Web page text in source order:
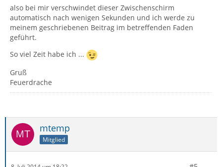
also bei mir verschwindet dieser Zwischenschirm
automatisch nach wenigen Sekunden und ich werde zu
meinem geschriebenen Beitrag im betreffenden Faden
geführt.
So viel Zeit habe ich ...
Gruß
Feuerdrache
mtemp
Mitglied